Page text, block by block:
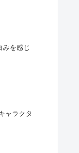
みを感じ
ャラクタ